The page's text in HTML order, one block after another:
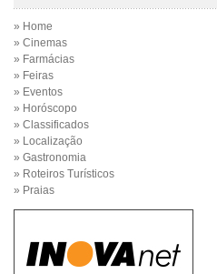
» Home
» Cinemas
» Farmácias
» Feiras
» Eventos
» Horóscopo
» Classificados
» Localização
» Gastronomia
» Roteiros Turísticos
» Praias